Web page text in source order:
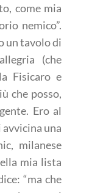
come mia
nemico”.
un tavolo di
(che
Fisicaro e
che posso,
Ero al
una
milanese
mia lista
“ma che